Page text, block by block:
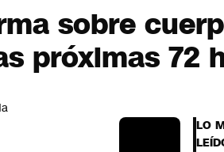
sobre
próximas 72
LO